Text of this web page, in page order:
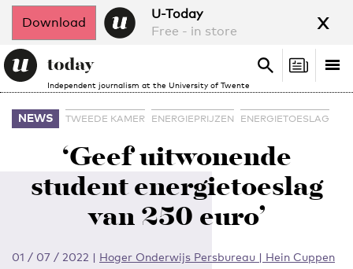
Download
U-Today
Free - in store
x
Independent journalism at the University of Twente
Search
Search
NEWS TWEEDE KAMER ENERGIEPRIJZEN ENERGIETOESLAG
‘Geef uitwonende
student energietoeslag
van 250 euro’
01 / 07 / 2022 | Hoger Onderwijs Persbureau | Hein Cuppen